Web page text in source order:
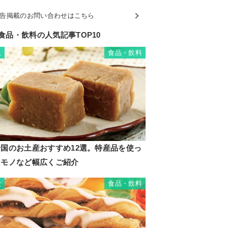
掲載のお問い合わせはこちら
品・飲料の人気記事TOP10
食品・飲料
のお土産おすすめ12選。特産品を使っ
ノなど幅広くご紹介
食品・飲料